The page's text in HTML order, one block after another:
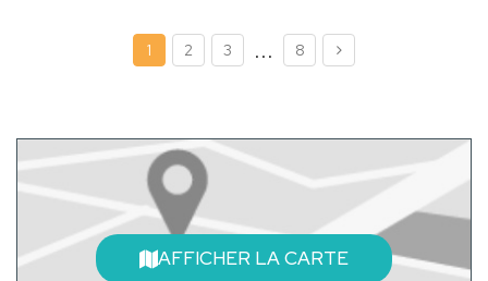
1 2 3 ... 8
AFFICHER LA CARTE